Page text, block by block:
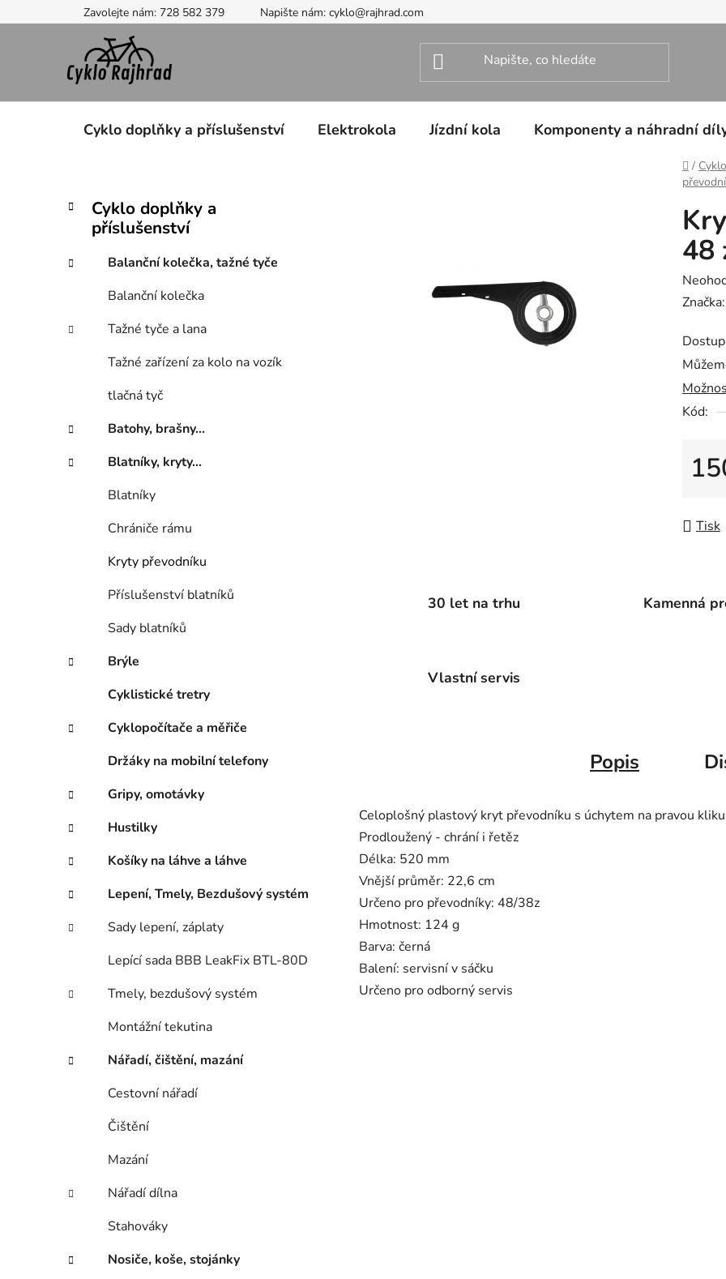
na
Zavolejte nám: 728 582 379 Napište nám: cyklo@rajhrad.com
Cyklo doplňky a příslušenství Elektrokola Jízdní kola Komponenty a náhradní
Domů
/
P
t
n
n
e
l
Přeskočit
kategorie
K
a
g
i
e
Cyklo doplňky a
příslušenství
Balanční kolečka, tažné tyče
Balanční kolečka
Tažné tyče a lana
Tažné zařízení za kolo na vozík
tlačná tyč
Batohy, brašny...
Blatníky, kryty...
Blatníky
Chrániče rámu
Kryty převodníku
Příslušenství blatníků
Sady blatníků
Brýle
Cyklistické tretry
Cyklopočítače a měřiče
Držáky na mobilní telefony
Gripy, omotávky
Hustilky
Košíky na láhve a láhve
Lepení, Tmely, Bezdušový systém
Sady lepení, záplaty
Lepící sada BBB LeakFix BTL-80D
Tmely, bezdušový systém
Montážní tekutina
Nářadí, čištění, mazání
Cestovní nářadí
Čištění
Mazání
Nářadí dílna
Stahováky
Nosiče, koše, stojánky
48
je
0,0
z
5
Značka:
Kód:
Tisk
30 let na trhu Kamenná
Vlastní servis
Popis
Celoplošný plastový kryt převodníku s úchytem na pravou kliku
Prodloužený - chrání i řetěz
Délka: 520 mm
Vnější průměr: 22,6 cm
Určeno pro převodníky: 48/38z
Hmotnost: 124 g
Barva: černá
Balení: servisní v sáčku
Určeno pro odborný servis